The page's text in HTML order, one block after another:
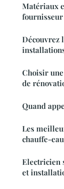
Matériaux
Découvrez
Choisir
de
Quand
Les
chauffe-
Electricien
et